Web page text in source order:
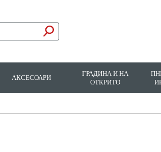
АКСЕСОАРИ
ГРАДИНА И НА
ОТКРИТО